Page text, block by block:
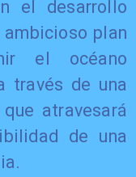
el desarrollo
plan
el océano
través de una
atravesará
de una